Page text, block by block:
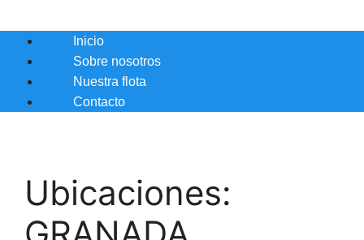
Inicio
Sobre nosotros
Nuestra flota
Contacto
Ubicaciones: